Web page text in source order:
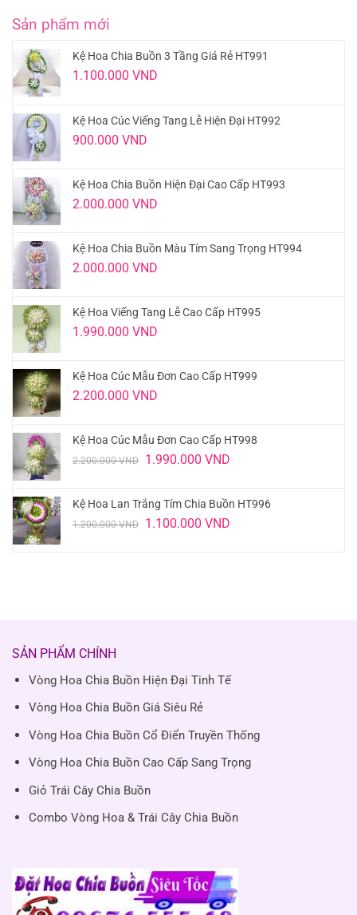
Sản phẩm mới
Kệ Hoa Chia Buồn 3 Tầng Giá Rẻ HT991
1.100.000 VND
Kệ Hoa Cúc Viếng Tang Lễ Hiện Đại HT992
900.000 VND
Kệ Hoa Chia Buồn Hiện Đại Cao Cấp HT993
2.000.000 VND
Kệ Hoa Chia Buồn Màu Tím Sang Trọng HT994
2.000.000 VND
Kệ Hoa Viếng Tang Lễ Cao Cấp HT995
1.990.000 VND
Kệ Hoa Cúc Mẫu Đơn Cao Cấp HT999
2.200.000 VND
Kệ Hoa Cúc Mẫu Đơn Cao Cấp HT998
2.200.000VND
Giá
2.200.000 VND.
1.990.000 VNDGiá
là:
1.990.000 VND.
Kệ Hoa Lan Trắng Tím Chia Buồn HT996
1.200.000VND
Giá
1.100.000 VNDGiá
SẢN PHẨM CHÍNH
Vòng Hoa Chia Buồn Hiện Đại Tinh Tế
Vòng Hoa Chia Buồn Giá Siêu Rẻ
Vòng Hoa Chia Buồn Cổ Điển Truyền Thống
Vòng Hoa Chia Buồn Cao Cấp Sang Trọng
Giỏ Trái Cây Chia Buồn
Combo Vòng Hoa & Trái Cây Chia Buồn